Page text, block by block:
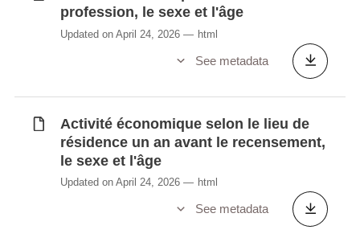
Lieu de résidence habituelle un an avant le
recensement selon le pays de naissance,
recensement selon l'année d'immigration,
le sexe et l'âge
Lieu de résidence un an avant le
recensement selon la nationalité, le pays
de naissance et le sexe
Lieu de résidence un an avant le
recensement selon la situation dans la
profession, le sexe et l'âge
Updated on April 24, 2026 html
See metadata
Activité économique selon le lieu de
résidence un an avant le recensement,
le sexe et l'âge
Updated on April 24, 2026 html
See metadata